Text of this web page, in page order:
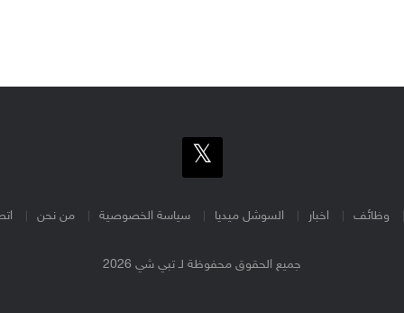
وظائف اخبار السوشل ميديا سياسة الخصوصية من نحن
جميع الحقوق محفوظة لـ تبي شي 2026